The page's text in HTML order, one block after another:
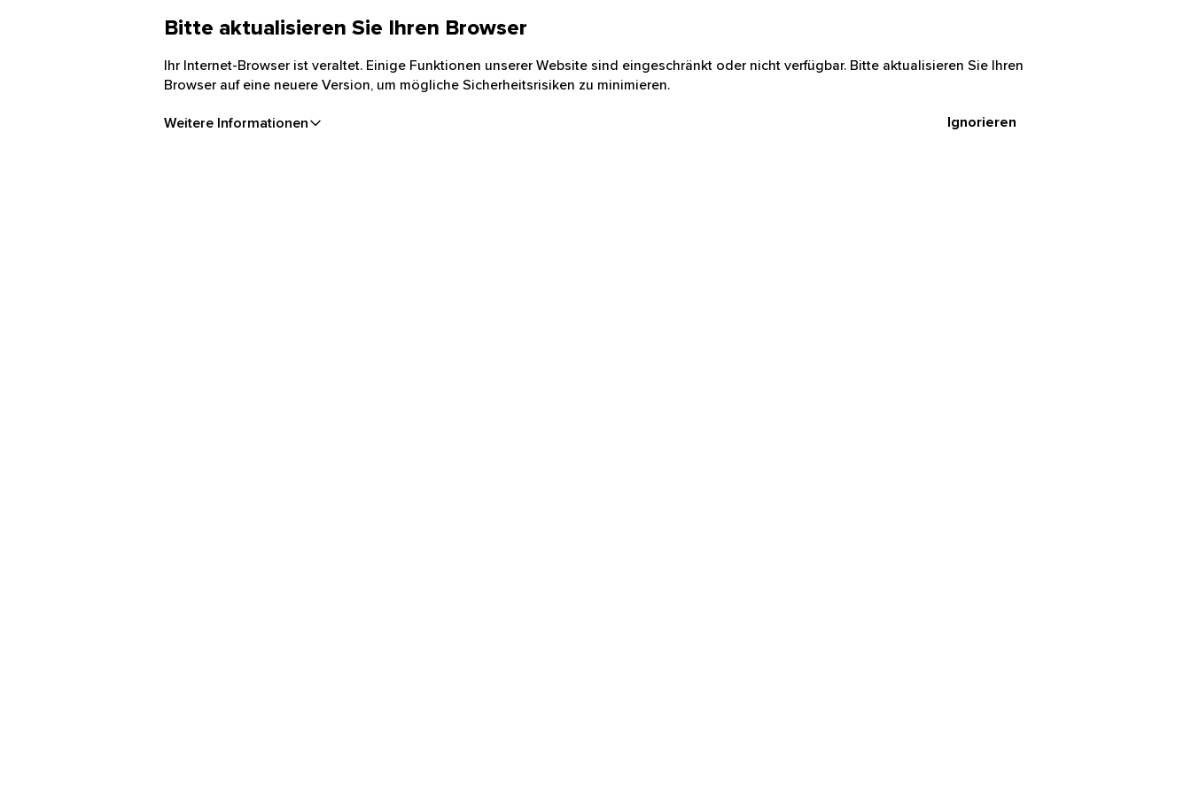
Bitte aktualisieren Sie Ihren Browser
Ihr Internet-Browser ist veraltet. Einige Funktionen unserer Website sind eingeschränkt oder nicht verfügbar. Bitte aktualisieren Sie Ihren
Browser auf eine neuere Version, um mögliche Sicherheitsrisiken zu minimieren.
Weitere Informationen Ignorieren